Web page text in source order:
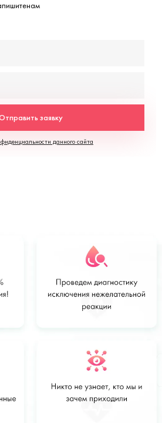
заявку
данного сайта
Заказать